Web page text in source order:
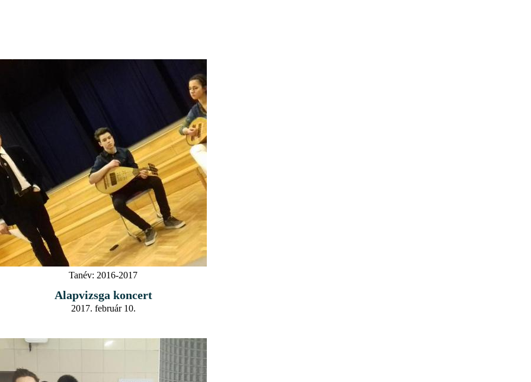
Tanév: 2016-2017
Alapvizsga koncert
2017. február 10.